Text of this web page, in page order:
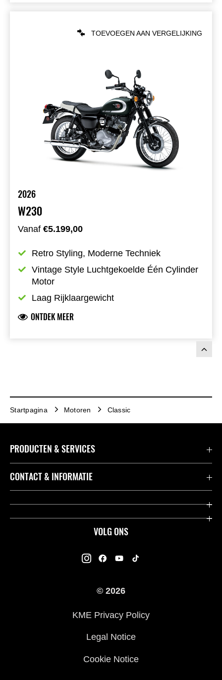
TOEVOEGEN AAN VERGELIJKING
2026
W230
Vanaf €5.199,00
Retro Styling, Moderne Techniek
Vintage Style Luchtgekoelde Één Cylinder
Motor
Laag Rijklaargewicht
ONTDEK MEER
Startpagina Motoren Classic
VOLG ONS
PRODUCTEN & SERVICES
Accessoires & Onderdelen
Dealers
K-Care Fabrieksgarantie
Gebruikershandleidingen
Kawasaki Road Assistance
Veelgestelde Vragen
CONTACT & INFORMATIE
Contact
© 2026
KME Privacy Policy
Legal Notice
Cookie Notice